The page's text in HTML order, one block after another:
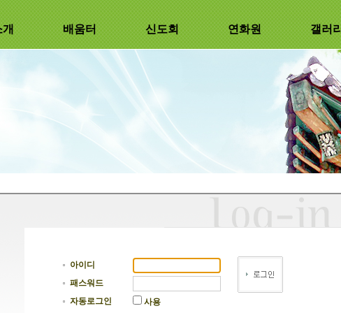
개 배움터 신도회 연화원 갤러
아이디
패스워드
자동로그인
사용